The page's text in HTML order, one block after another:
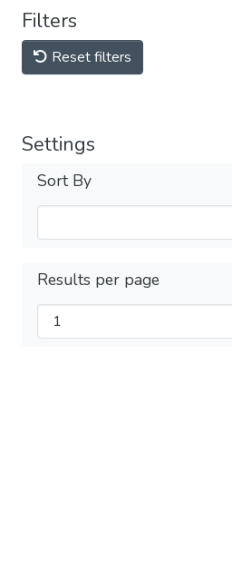
Filters
Reset filters
Settings
Sort By
Results per page